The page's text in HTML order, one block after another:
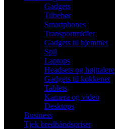
Gadgets
Tilbehør
Smartphones
Transportmidler
Gadgets til hjemmet
Spil
Laptops
Headsets og højttalere
Gadgets til køkkenet
Tablets
Kamera og video
Desktops
Business
Tjek bredbåndspriser